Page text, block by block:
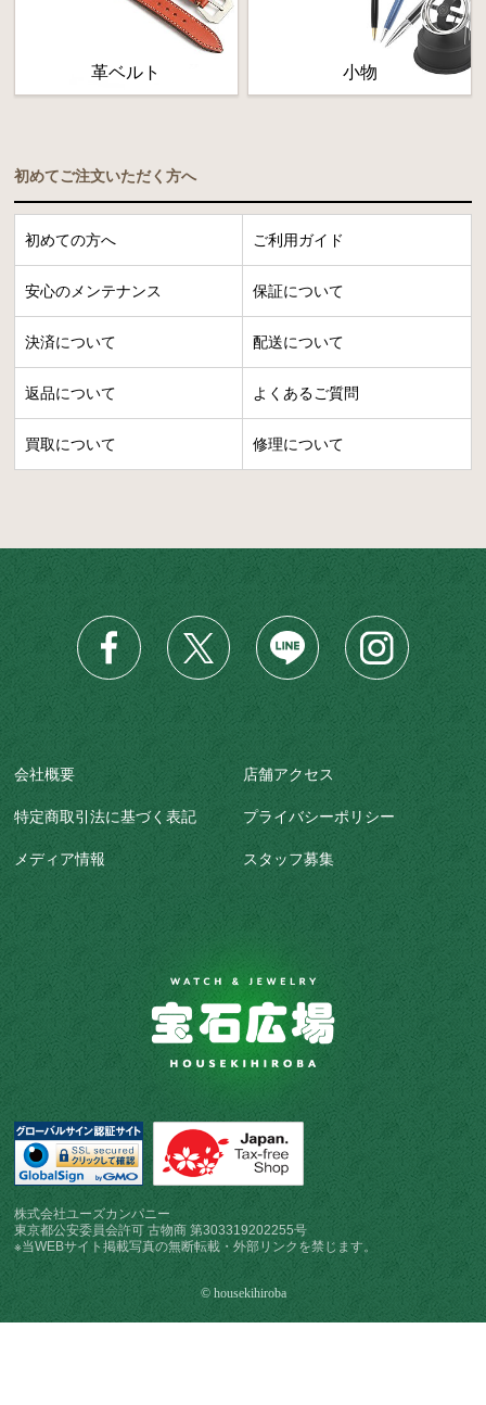
革ベルト 小物
初めてご注文いただく方へ
初めての方へ ご利用ガイド
安心のメンテナンス 保証について
決済について 配送について
返品について よくあるご質問
買取について 修理について
会社概要 店舗アクセス
特定商取引法に基づく表記 プライバシーポリシー
メディア情報 スタッフ募集
株式会社ユーズカンパニー
東京都公安委員会許可 古物商 第303319202255号
※当WEBサイト掲載写真の無断転載・外部リンクを禁じます。
© housekihiroba